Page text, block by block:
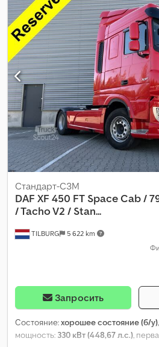
красный, Год выпуска:1995,
TILBURG 5 622 km
Стандарт-СЗМ
DAF XF 450 FT Space Cab /
/ Tacho V2 / Stan...
Запросить
Состояние:хорошее состояние (б/у)
мощность: 330 кВт (448,67 л.с.),